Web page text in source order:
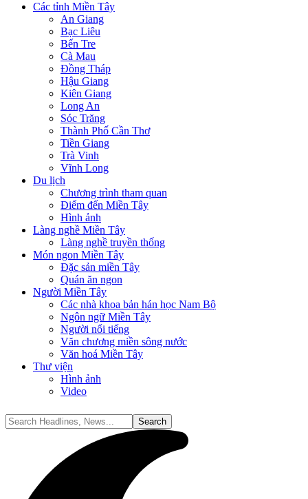
Các tỉnh Miền Tây
An Giang
Bạc Liêu
Bến Tre
Cà Mau
Đồng Tháp
Hậu Giang
Kiên Giang
Long An
Sóc Trăng
Thành Phố Cần Thơ
Tiền Giang
Trà Vinh
Vĩnh Long
Du lịch
Chương trình tham quan
Điểm đến Miền Tây
Hình ảnh
Làng nghề Miền Tây
Làng nghề truyền thống
Món ngon Miền Tây
Đặc sản miền Tây
Quán ăn ngon
Người Miền Tây
Các nhà khoa bản hán học Nam Bộ
Ngôn ngữ Miền Tây
Người nổi tiếng
Văn chương miền sông nước
Văn hoá Miền Tây
Thư viện
Hình ảnh
Video